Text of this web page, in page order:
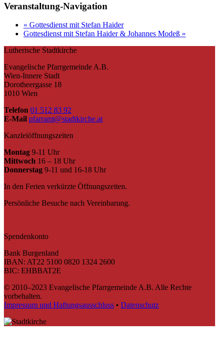
Veranstaltung-Navigation
« Gottesdienst mit Stefan Haider
Gottesdienst mit Stefan Haider & Johannes Modeß »
Lutherische Stadtkirche
Evangelische Pfarrgemeinde A.B.
Wien-Innere Stadt
Dorotheergasse 18
1010 Wien
Telefon 01 512 83 92
E-Mail pfarramt@stadtkirche.at
Kanzleiöffnungszeiten
Montag 9-11 Uhr
Mittwoch 16 – 18 Uhr
Donnerstag 9-11 und 16-18 Uhr
In den Ferien verkürzte Öffnungszeiten.
Persönliche Besuche nach Vereinbarung.
Spendenkonto
Bank Burgenland
IBAN: AT22 5100 0820 1324 2600
BIC: EHBBAT2E
© 2010–2023 Evangelische Pfarrgemeinde A.B. Alle Rechte
vorbehalten.
Impressum und Haftungsausschluss • Datenschutz